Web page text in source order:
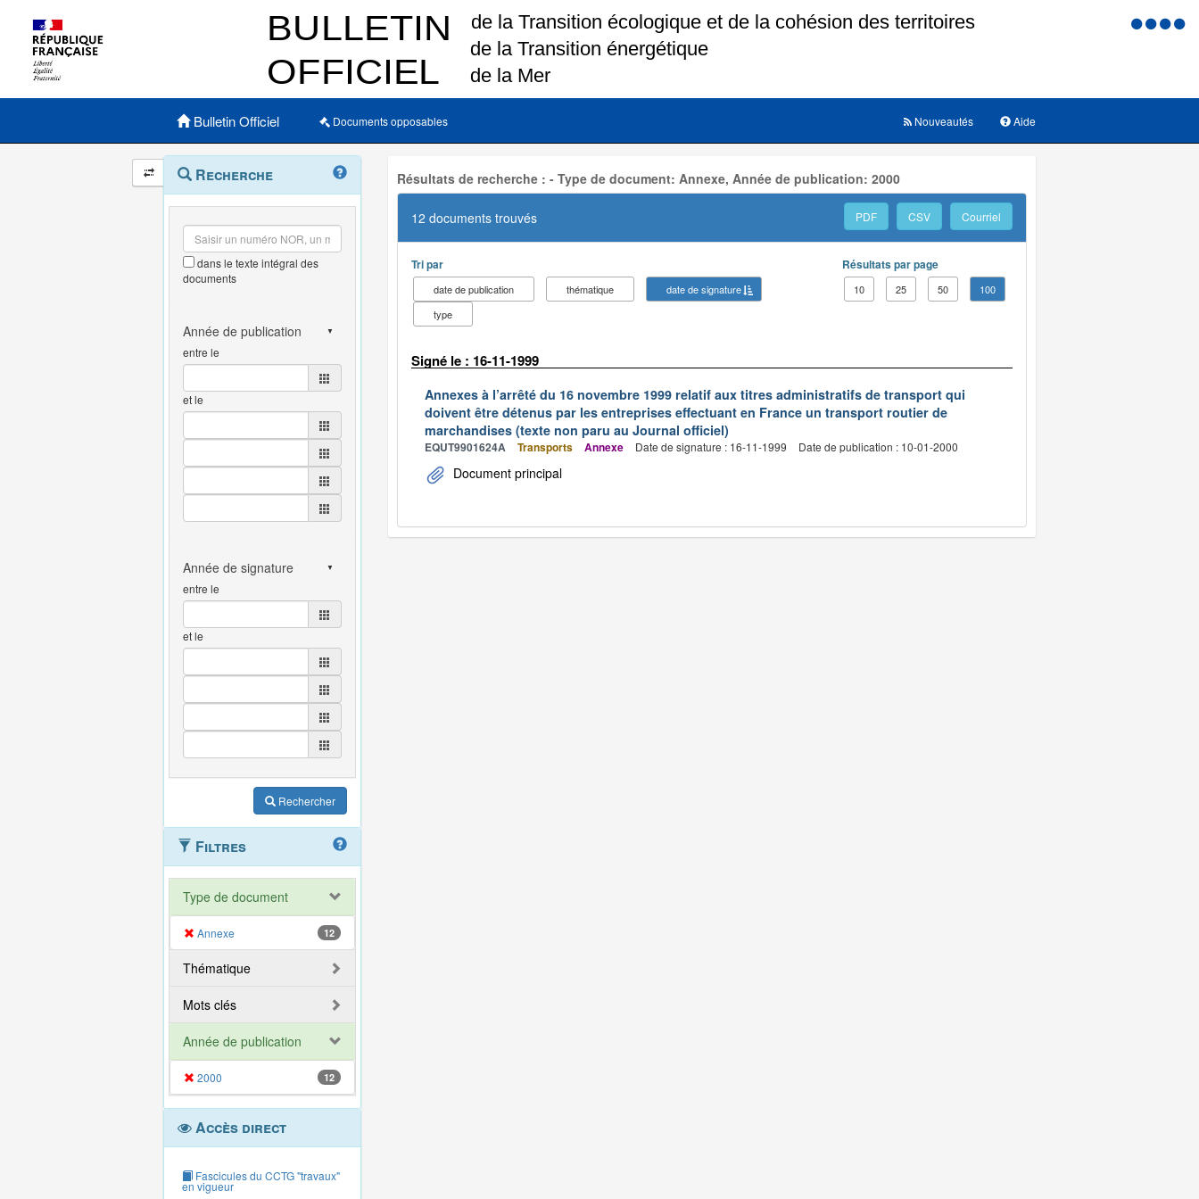
Menu
Menu principal
Bulletin Officiel Documents opposables Aide
Nouveautés
Navigation
et
outils
annexes
Menu
contextuel
Recherche
dans le texte intégral des
documents
entre le
et le
entre le
et le
Rechercher
Filtres
Type de document
Annexe 12
Thématique
Mots clés
Année de publication
2000 12
Accès direct
Fascicules du CCTG "travaux"
en vigueur
Résultats de recherche : - Type de document: Annexe, Année de publication: 2000
12 documents trouvés PDF CSV Courriel
Tri par
date de publication thématique
date de signature
type
Résultats par page
10 25 50 100
Signé le : 16-11-1999
Annexes à l’arrêté du 16 novembre 1999 relatif aux titres administratifs de transport qui
doivent être détenus par les entreprises effectuant en France un transport routier de
marchandises (texte non paru au Journal officiel)
EQUT9901624A Transports Annexe Date de signature : 16-11-1999 Date de publication : 10-01-2000
Document principal